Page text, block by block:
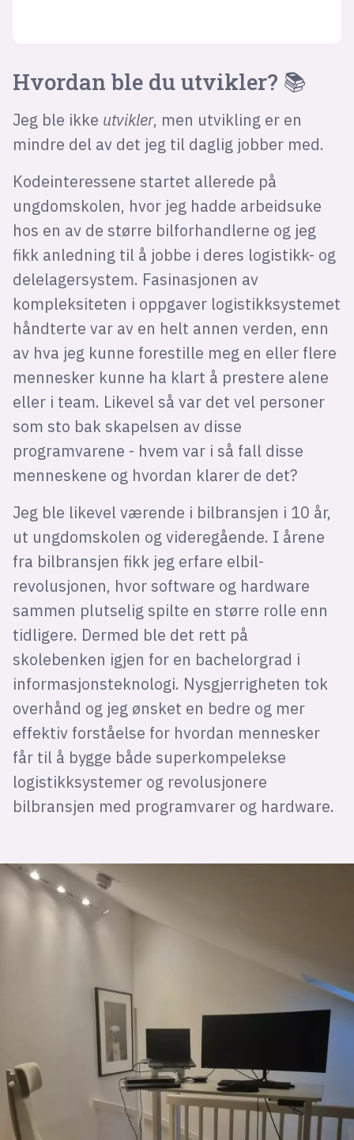
Hvordan ble du utvikler? 📚
Jeg ble ikke utvikler, men utvikling er en
mindre del av det jeg til daglig jobber med.
Kodeinteressene startet allerede på
ungdomskolen, hvor jeg hadde arbeidsuke
hos en av de større bilforhandlerne og jeg
fikk anledning til å jobbe i deres logistikk- og
delelagersystem. Fasinasjonen av
kompleksiteten i oppgaver logistikksystemet
håndterte var av en helt annen verden, enn
av hva jeg kunne forestille meg en eller flere
mennesker kunne ha klart å prestere alene
eller i team. Likevel så var det vel personer
som sto bak skapelsen av disse
programvarene - hvem var i så fall disse
menneskene og hvordan klarer de det?
Jeg ble likevel værende i bilbransjen i 10 år,
ut ungdomskolen og videregående. I årene
fra bilbransjen fikk jeg erfare elbil-
revolusjonen, hvor software og hardware
sammen plutselig spilte en større rolle enn
tidligere. Dermed ble det rett på
skolebenken igjen for en bachelorgrad i
informasjonsteknologi. Nysgjerrigheten tok
overhånd og jeg ønsket en bedre og mer
effektiv forståelse for hvordan mennesker
får til å bygge både superkompelekse
logistikksystemer og revolusjonere
bilbransjen med programvarer og hardware.